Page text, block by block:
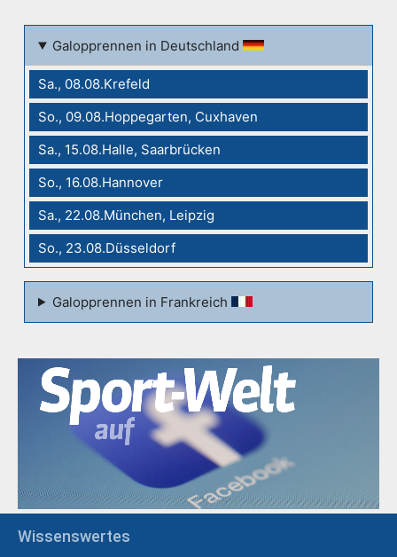
Galopprennen in Deutschland
Sa., 08.08.Krefeld
So., 09.08.Hoppegarten, Cuxhaven
Sa., 15.08.Halle, Saarbrücken
So., 16.08.Hannover
Sa., 22.08.München, Leipzig
So., 23.08.Düsseldorf
Galopprennen in Frankreich
Wissenswertes